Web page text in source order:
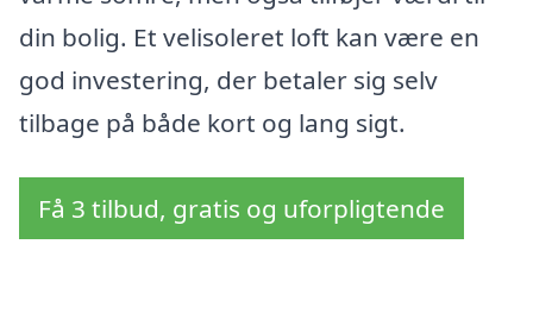
din bolig. Et velisoleret loft kan være en
god investering, der betaler sig selv
tilbage på både kort og lang sigt.
Få 3 tilbud, gratis og uforpligtende